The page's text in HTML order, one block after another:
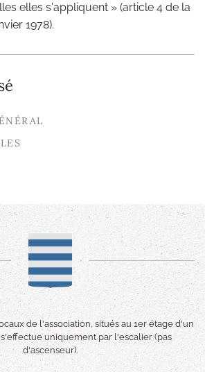
elles s'appliquent » (article 4 de la
1978).
de l'association, situés au 1er étage d'un
uniquement par l'escalier (pas
d'ascenseur).